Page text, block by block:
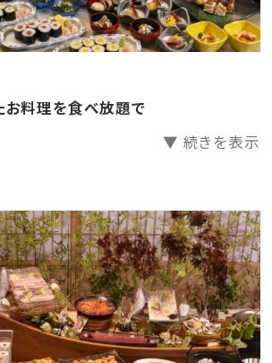
善寺温泉 桂川(共立リゾート)」のおす
でご紹介中♪
ック♪
又は19時30分～の二部制
は、お日にちにより異なります。
着時の先着順にて承ります。
等のご案内≫
料理を食べ放題で
▼ 続きを表示